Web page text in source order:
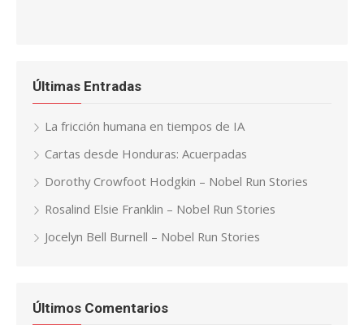
Últimas Entradas
La fricción humana en tiempos de IA
Cartas desde Honduras: Acuerpadas
Dorothy Crowfoot Hodgkin – Nobel Run Stories
Rosalind Elsie Franklin – Nobel Run Stories
Jocelyn Bell Burnell – Nobel Run Stories
Últimos Comentarios